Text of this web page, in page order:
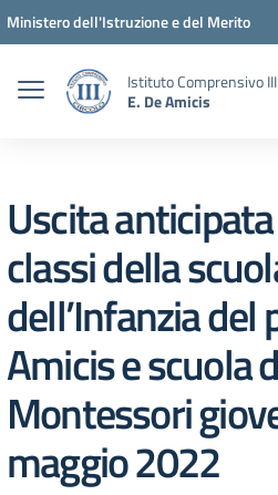
Vai ai contenuti
Vai al menu di navigazione
Vai al footer
Ministero dell'Istruzione e del Merito
Istituto Comprensivo
E. De Amicis
Uscita
classi della
dell’Infanzia del
Amicis e scuola
Montessori
maggio 2022